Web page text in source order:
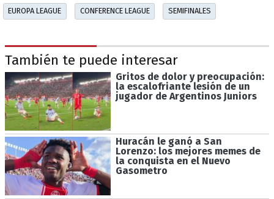
EUROPA LEAGUE CONFERENCE LEAGUE SEMIFINALES
También te puede interesar
Gritos de dolor y preocupación:
la escalofriante lesión de un
jugador de Argentinos Juniors
Huracán le ganó a San
Lorenzo: los mejores memes de
la conquista en el Nuevo
Gasometro